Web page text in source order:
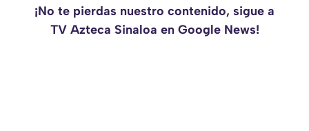
¡No te pierdas nuestro contenido, sigue a
TV Azteca Sinaloa en Google News!